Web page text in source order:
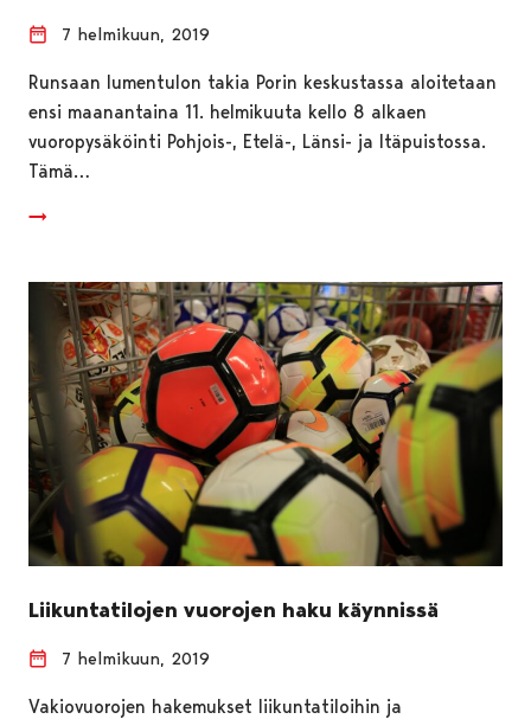
7 helmikuun, 2019
Runsaan lumentulon takia Porin keskustassa aloitetaan
ensi maanantaina 11. helmikuuta kello 8 alkaen
vuoropysäköinti Pohjois-, Etelä-, Länsi- ja Itäpuistossa.
Tämä…
Liikuntatilojen vuorojen haku käynnissä
7 helmikuun, 2019
Vakiovuorojen hakemukset liikuntatiloihin ja